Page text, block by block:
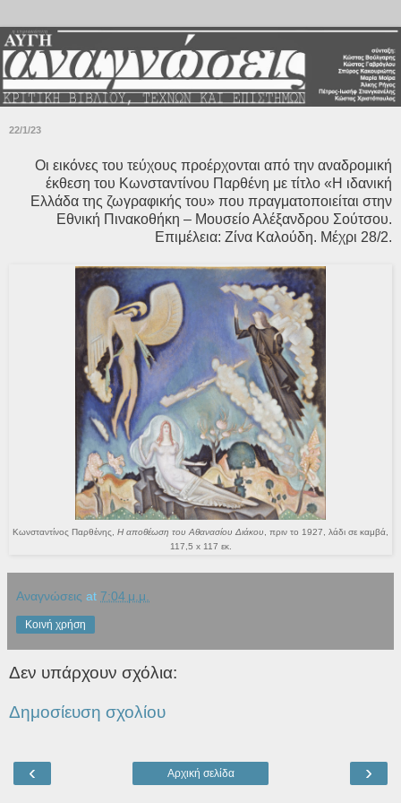
22/1/23
Οι εικόνες του τεύχους προέρχονται από την αναδρομική
έκθεση του Κωνσταντίνου Παρθένη με τίτλο «Η ιδανική
Ελλάδα της ζωγραφικής του» που πραγματοποιείται στην
Εθνική Πινακοθήκη – Μουσείο Αλέξανδρου Σούτσου.
Επιμέλεια: Ζίνα Καλούδη. Μέχρι 28/2.
Κωνσταντίνος Παρθένης, Η αποθέωση του Αθανασίου Διάκου , πριν το 1927, λάδι σε καμβά,
117,5 x117 εκ.
Αναγνώσεις at 7:04 μ.μ.
Κοινή χρήση
Δεν υπάρχουν σχόλια:
Δημοσίευση σχολίου
‹ ›
Αρχική σελίδα